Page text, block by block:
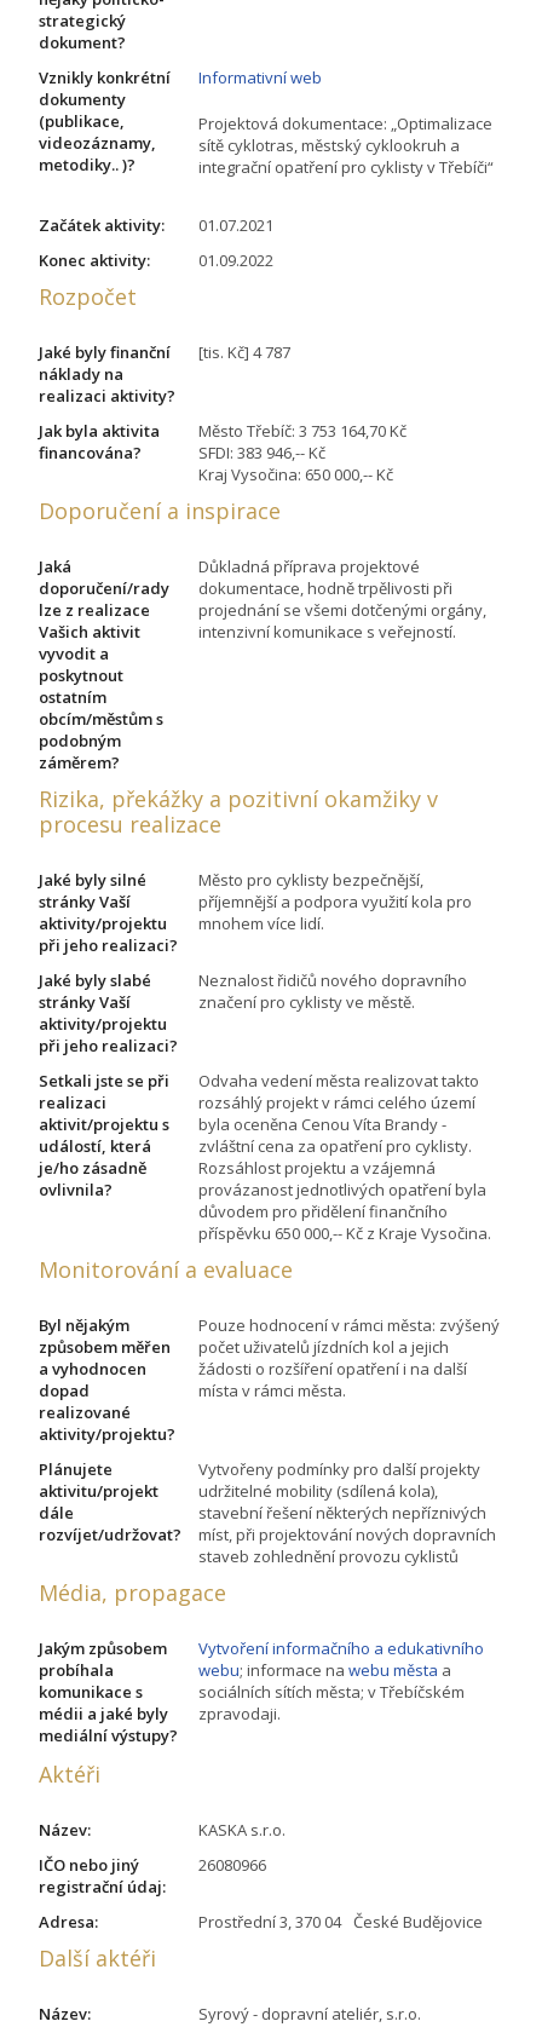
strategický
dokument?
Vznikly konkrétní
dokumenty
(publikace,
videozáznamy,
metodiky.. )?
Informativní web
Projektová dokumentace: „Optimalizace
sítě cyklotras, městský cyklookruh a
integrační opatření pro cyklisty v Třebíči“
Začátek aktivity:
01.07.2021
Konec aktivity:
01.09.2022
Rozpočet
Jaké byly finanční
náklady na
realizaci aktivity?
[tis. Kč] 4 787
Jak byla aktivita
financována?
Město Třebíč: 3 753 164,70 Kč
SFDI: 383 946,-- Kč
Kraj Vysočina: 650 000,-- Kč
Doporučení a inspirace
Jaká
doporučení/rady
lze z realizace
Vašich aktivit
vyvodit a
poskytnout
ostatním
obcím/městům s
podobným
záměrem?
Důkladná příprava projektové
dokumentace, hodně trpělivosti při
projednání se všemi dotčenými orgány,
intenzivní komunikace s veřejností.
Rizika, překážky a pozitivní okamžiky v
procesu realizace
Jaké byly silné
stránky Vaší
aktivity/projektu
při jeho realizaci?
Město pro cyklisty bezpečnější,
příjemnější a podpora využití kola pro
mnohem více lidí.
Jaké byly slabé
stránky Vaší
aktivity/projektu
při jeho realizaci?
Neznalost řidičů nového dopravního
značení pro cyklisty ve městě.
Setkali jste se při
realizaci
aktivit/projektu s
událostí, která
je/ho zásadně
ovlivnila?
Odvaha vedení města realizovat takto
rozsáhlý projekt v rámci celého území
byla oceněna Cenou Víta Brandy -
zvláštní cena za opatření pro cyklisty.
Rozsáhlost projektu a vzájemná
provázanost jednotlivých opatření byla
důvodem pro přidělení finančního
příspěvku 650 000,-- Kč z Kraje Vysočina.
Monitorování a evaluace
Byl nějakým
způsobem měřen
a vyhodnocen
dopad
realizované
aktivity/projektu?
Pouze hodnocení v rámci města: zvýšený
počet uživatelů jízdních kol a jejich
žádosti o rozšíření opatření i na další
místa v rámci města.
Plánujete
aktivitu/projekt
dále
rozvíjet/udržovat?
Vytvořeny podmínky pro další projekty
udržitelné mobility (sdílená kola),
stavební řešení některých nepříznivých
míst, při projektování nových dopravních
staveb zohlednění provozu cyklistů
Média, propagace
Jakým způsobem
probíhala
komunikace s
médii a jaké byly
mediální výstupy?
Vytvoření informačního a edukativního
webu; informace na webu města a
sociálních sítích města; v Třebíčském
zpravodaji.
Aktéři
Název:
KASKA s.r.o.
IČO nebo jiný
registrační údaj:
26080966
Adresa: Prostřední 3, 370 04 České Budějovice
Další aktéři
Název:
Syrový - dopravní ateliér, s.r.o.